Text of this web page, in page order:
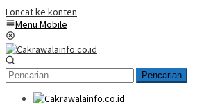
Loncat ke konten
Menu Mobile
Pencarian